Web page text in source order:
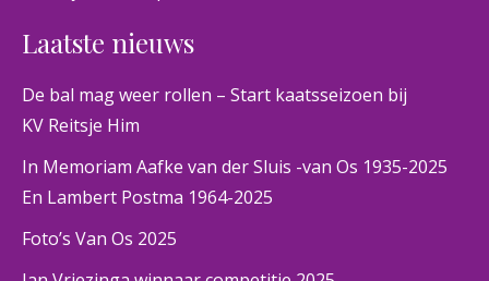
Laatste nieuws
De bal mag weer rollen – Start kaatsseizoen bij
KV Reitsje Him
In Memoriam Aafke van der Sluis -van Os 1935-2025
En Lambert Postma 1964-2025
Foto’s Van Os 2025